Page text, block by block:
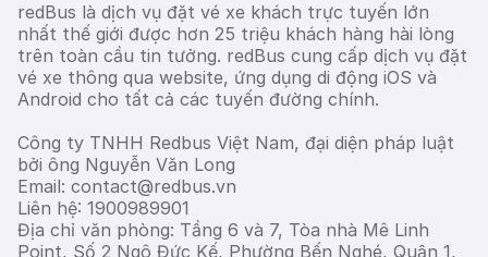
redBus là dịch vụ đặt vé xe khách trực tuyến lớn
nhất thế giới được hơn 25 triệu khách hàng hài lòng
trên toàn cầu tin tưởng. redBus cung cấp dịch vụ đặt
vé xe thông qua website, ứng dụng di động iOS và
Android cho tất cả các tuyến đường chính.
Công ty TNHH Redbus Việt Nam, đại diện pháp luật
bởi ông Nguyễn Văn Long
Email: contact@redbus.vn
Liên hệ: 1900989901
Địa chỉ văn phòng: Tầng 6 và 7, Tòa nhà Mê Linh
Point, Số 2 Ngô Đức Kế, Phường Bến Nghé, Quận 1,